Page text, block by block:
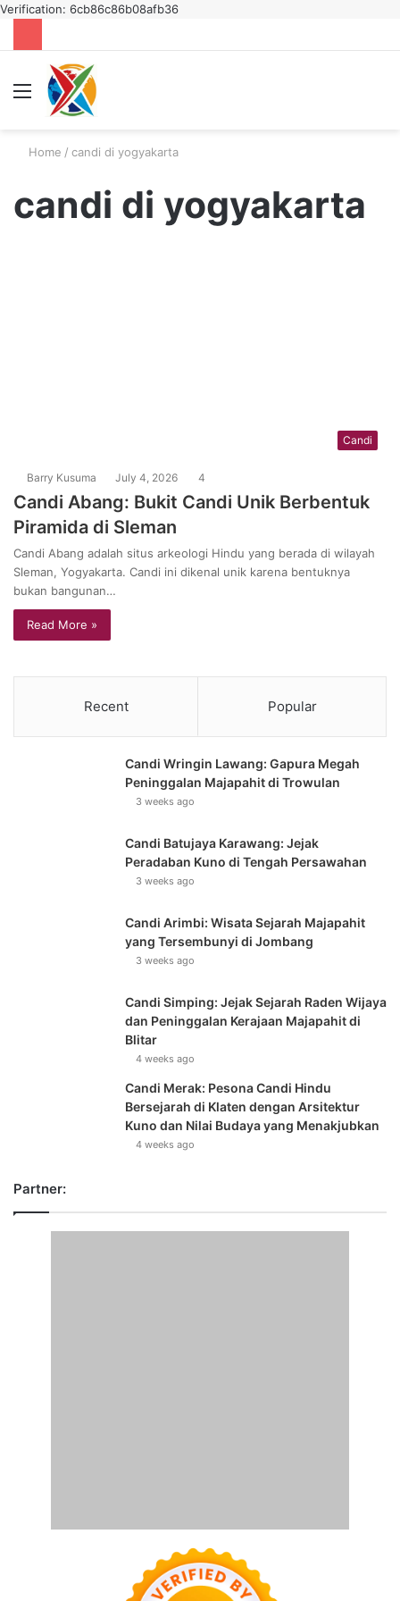
Verification: 6cb86c86b08afb36
Menu
Home / candi di yogyakarta
candi di yogyakarta
Candi
Barry Kusuma July 4, 2026 4
Candi Abang: Bukit Candi Unik Berbentuk
Piramida di Sleman
Candi Abang adalah situs arkeologi Hindu yang berada di wilayah
Sleman, Yogyakarta. Candi ini dikenal unik karena bentuknya
bukan bangunan…
Read More »
Recent Popular
Candi Wringin Lawang: Gapura Megah
Peninggalan Majapahit di Trowulan
3 weeks ago
Candi Batujaya Karawang: Jejak
Peradaban Kuno di Tengah Persawahan
3 weeks ago
Candi Arimbi: Wisata Sejarah Majapahit
yang Tersembunyi di Jombang
3 weeks ago
Candi Simping: Jejak Sejarah Raden Wijaya
dan Peninggalan Kerajaan Majapahit di
Blitar
4 weeks ago
Candi Merak: Pesona Candi Hindu
Bersejarah di Klaten dengan Arsitektur
Kuno dan Nilai Budaya yang Menakjubkan
4 weeks ago
Partner: